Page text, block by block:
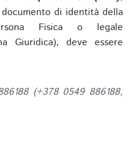
di identità della
Fisica o legale
Giuridica), deve essere
(+378 0549 886188,